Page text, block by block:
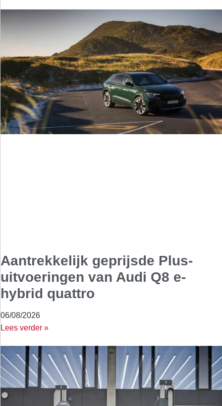
Aantrekkelijk geprijsde Plus-
uitvoeringen van Audi Q8 e-
hybrid quattro
06/08/2026
Lees verder »